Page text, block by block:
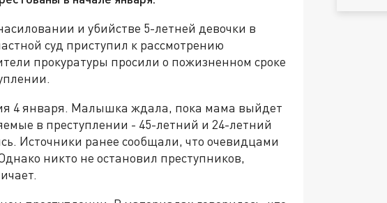
и убийстве 5-летней девочки в
суд приступил к рассмотрению
прокуратуры просили о пожизненном сроке
4 января. Малышка ждала, пока мама выйдет
в преступлении - 45-летний и 24-летний
Источники ранее сообщали, что очевидцами
никто не остановил преступников,